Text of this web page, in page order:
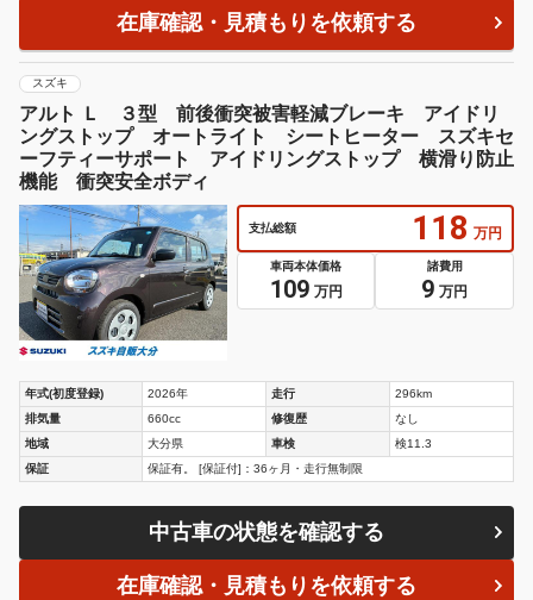
在庫確認・見積もりを依頼する
スズキ
アルト Ｌ ３型 前後衝突被害軽減ブレーキ アイドリ
ングストップ オートライト シートヒーター スズキセ
ーフティーサポート アイドリングストップ 横滑り防止
機能 衝突安全ボディ
支払総額 118 万円
車両本体価格
109 万円
諸費用
9 万円
年式(初度登録) 2026年 走行
296km
排気量
660cc 修復歴
なし
地域
大分県 車検
検11.3
保証
保証有。 [保証付]：36ヶ月・走行無制限
中古車の状態を確認する
在庫確認・見積もりを依頼する